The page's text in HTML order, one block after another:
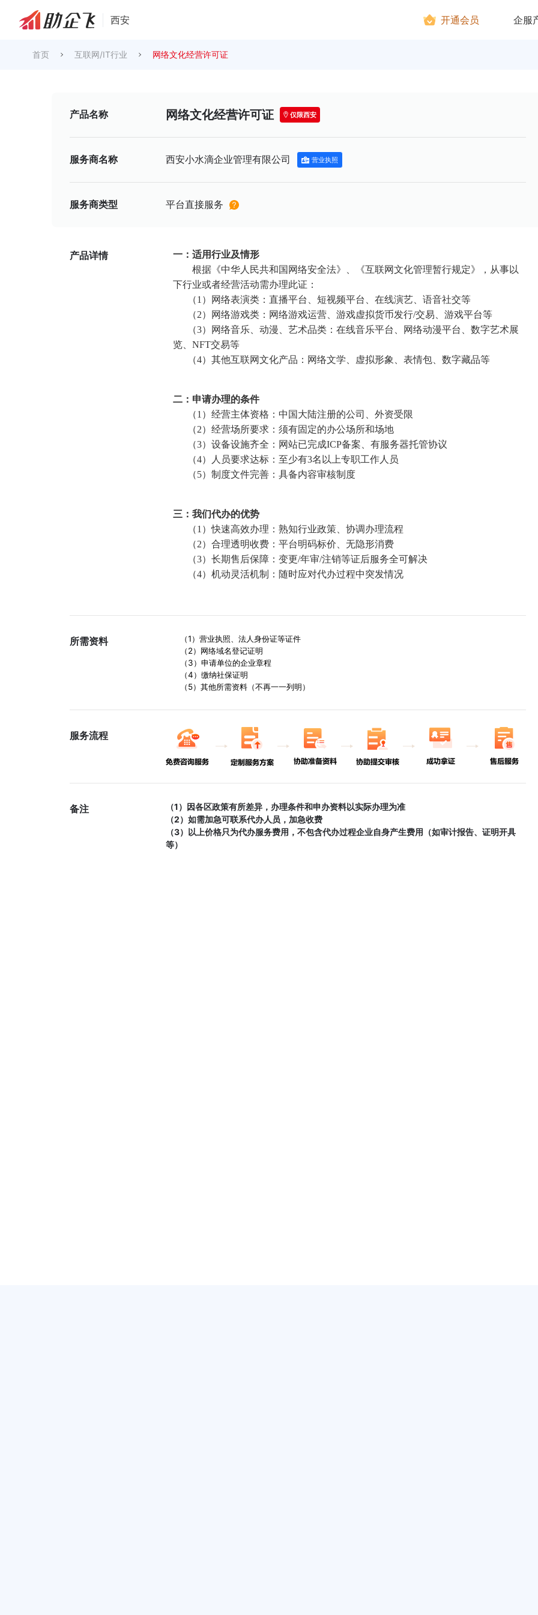
西安 开通会员 企服
首页 互联网/IT行业 网络文化经营许可证
产品名称 网络文化经营许可证 仅限西安
服务商名称 西安小水滴企业管理有限公司 营业执照
服务商类型 平台直接服务
产品详情 一：适用行业及情形
根据《中华人民共和国网络安全法》、《互联网文化管理暂行规定》，从事以
下行业或者经营活动需办理此证：
（1）网络表演类：直播平台、短视频平台、在线演艺、语音社交等
（2）网络游戏类：网络游戏运营、游戏虚拟货币发行/交易、游戏平台等
（3）网络音乐、动漫、艺术品类：在线音乐平台、网络动漫平台、数字艺术展
览、NFT交易等
（4）其他互联网文化产品：网络文学、虚拟形象、表情包、数字藏品等
二：申请办理的条件
（1）经营主体资格：中国大陆注册的公司、外资受限
（2）经营场所要求：须有固定的办公场所和场地
（3）设备设施齐全：网站已完成ICP备案、有服务器托管协议
（4）人员要求达标：至少有3名以上专职工作人员
（5）制度文件完善：具备内容审核制度
三：我们代办的优势
（1）快速高效办理：熟知行业政策、协调办理流程
（2）合理透明收费：平台明码标价、无隐形消费
（3）长期售后保障：变更/年审/注销等证后服务全可解决
（4）机动灵活机制：随时应对代办过程中突发情况
所需资料
（1）营业执照、法人身份证等证件
（2）网络域名登记证明
（3）申请单位的企业章程
（4）缴纳社保证明
（5）其他所需资料（不再一一列明）
服务流程
备注
（1）因各区政策有所差异，办理条件和申办资料以实际办理为准
（2）如需加急可联系代办人员，加急收费
（3）以上价格只为代办服务费用，不包含代办过程企业自身产生费用（如审计报告、证明开具
等）